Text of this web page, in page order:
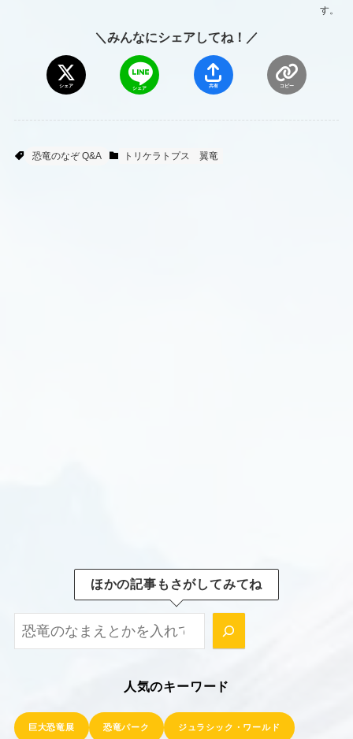
す。
＼みんなにシェアしてね！／
シェア シェア 共有 コピー
恐竜のなぞ Q&A トリケラトプス 翼竜
ほかの記事もさがしてみてね
ほかの記事もさがしてみてね！
人気のキーワード
巨大恐竜展 恐竜パーク ジュラシック・ワールド